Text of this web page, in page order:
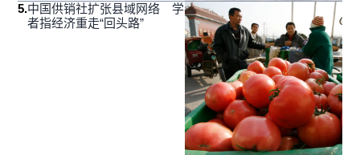
5.中国供销社扩张县域网络 学
者指经济重走“回头路”